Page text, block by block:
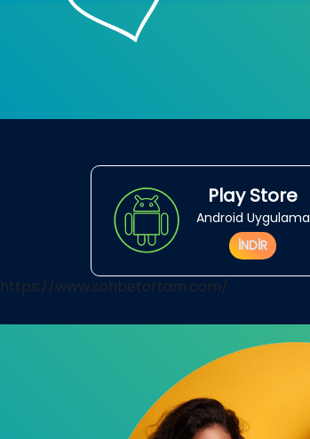
Play Store
Android Uygulama
İNDİR
https://www.sohbetortam.com/